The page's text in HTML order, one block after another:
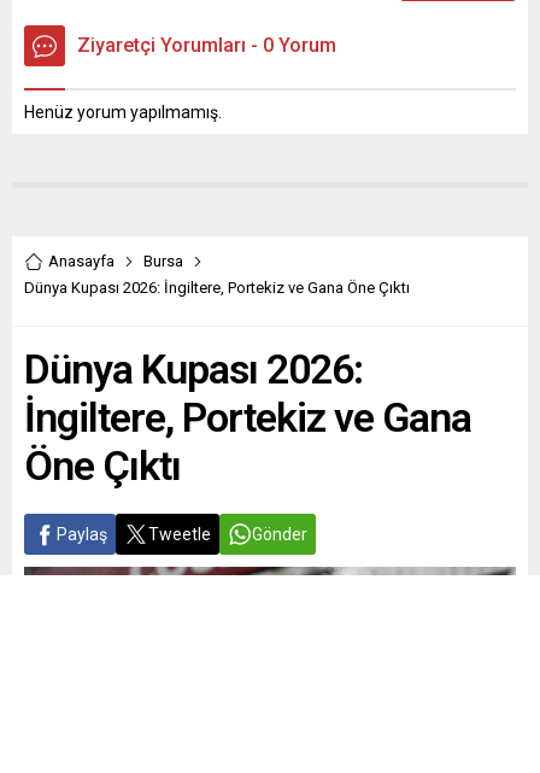
Ziyaretçi Yorumları - 0 Yorum
Henüz yorum yapılmamış.
Anasayfa
Bursa
Dünya Kupası 2026: İngiltere, Portekiz ve Gana Öne Çıktı
Dünya Kupası 2026:
İngiltere, Portekiz ve Gana
Öne Çıktı
Paylaş Tweetle Gönder